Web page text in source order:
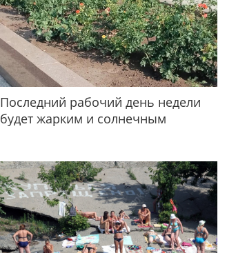
Последний рабочий день недели
будет жарким и солнечным